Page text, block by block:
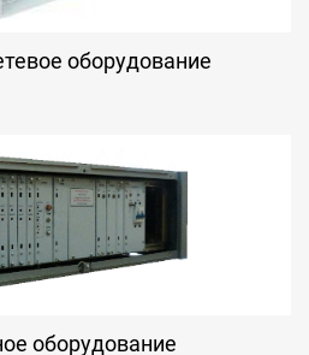
оборудование
оборудование